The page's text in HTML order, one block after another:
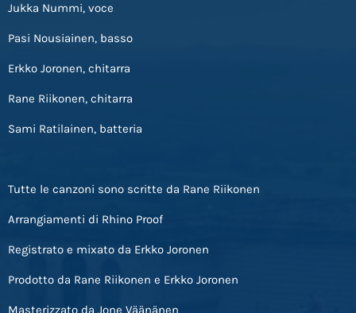
Jukka Nummi, voce
Pasi Nousiainen, basso
Erkko Joronen, chitarra
Rane Riikonen, chitarra
Sami Ratilainen, batteria
Tutte le canzoni sono scritte da Rane Riikonen
Arrangiamenti di Rhino Proof
Registrato e mixato da Erkko Joronen
Prodotto da Rane Riikonen e Erkko Joronen
Masterizzato da Jone Väänänen